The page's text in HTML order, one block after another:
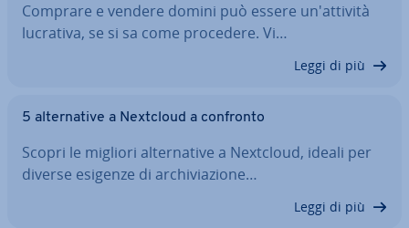
Comprare e vendere domini può essere un'at­ti­vi­tà
lucrativa, se si sa come procedere. Vi…
Leggi di più
5 al­ter­na­ti­ve a Nextcloud a confronto
Scopri le migliori al­ter­na­ti­ve a Nextcloud, ideali per
diverse esigenze di ar­chi­via­zio­ne…
Leggi di più